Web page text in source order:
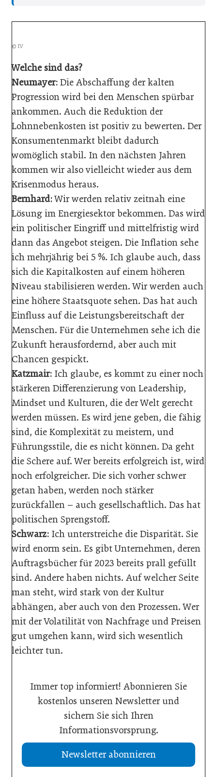
© IV
Welche sind das?
Neumayer: Die Abschaffung der kalten
Progression wird bei den Menschen spürbar
ankommen. Auch die Reduktion der
Lohnnebenkosten ist positiv zu bewerten. Der
Konsumentenmarkt bleibt dadurch
womöglich stabil. In den nächsten Jahren
kommen wir also vielleicht wieder aus dem
Krisenmodus heraus.
Bernhard:Wir werden relativ zeitnah eine
Lösung im Energiesektor bekommen. Das wird
ein politischer Eingriff und mittelfristig wird
dann das Angebot steigen. Die Inflation sehe
ich mehrjährig bei 5 %. Ich glaube auch, dass
sich die Kapitalkosten auf einem höheren
Niveau stabilisieren werden. Wir werden auch
eine höhere Staatsquote sehen. Das hat auch
Einfluss auf die Leistungsbereitschaft der
Menschen. Für die Unternehmen sehe ich die
Zukunft herausfordernd, aber auch mit
Chancen gespickt.
Katzmair: Ich glaube, es kommt zu einer noch
stärkeren Differenzierung von Leadership,
Mindset und Kulturen, die der Welt gerecht
werden müssen. Es wird jene geben, die fähig
sind, die Komplexität zu meistern, und
Führungsstile, die es nicht können. Da geht
die Schere auf. Wer bereits erfolgreich ist, wird
noch erfolgreicher. Die sich vorher schwer
getan haben, werden noch stärker
zurückfallen – auch gesellschaftlich. Das hat
politischen Sprengstoff.
Schwarz: Ich unterstreiche die Disparität. Sie
wird enorm sein. Es gibt Unternehmen, deren
Auftragsbücher für 2023 bereits prall gefüllt
sind. Andere haben nichts. Auf welcher Seite
man steht, wird stark von der Kultur
abhängen, aber auch von den Prozessen. Wer
mit der Volatilität von Nachfrage und Preisen
gut umgehen kann, wird sich wesentlich
leichter tun.
Immer top informiert! Abonnieren Sie
kostenlos unseren Newsletter und
sichern Sie sich Ihren
Informationsvorsprung.
Newsletter abonnieren